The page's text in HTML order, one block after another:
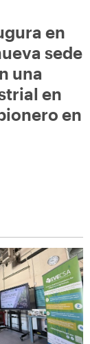
en
sede
una
en
en